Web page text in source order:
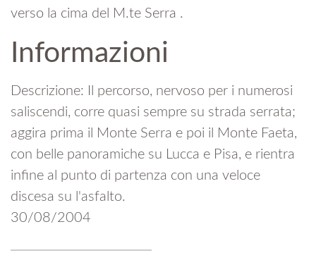
verso la cima del M.te Serra .
Informazioni
Descrizione: Il percorso, nervoso per i numerosi
saliscendi, corre quasi sempre su strada serrata;
aggira prima il Monte Serra e poi il Monte Faeta,
con belle panoramiche su Lucca e Pisa, e rientra
infine al punto di partenza con una veloce
discesa su l'asfalto.
30/08/2004